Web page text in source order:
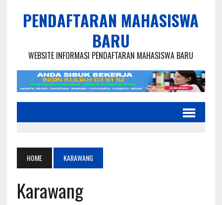
PENDAFTARAN MAHASISWA
BARU
WEBSITE INFORMASI PENDAFTARAN MAHASISWA BARU
HOME KARAWANG
Karawang